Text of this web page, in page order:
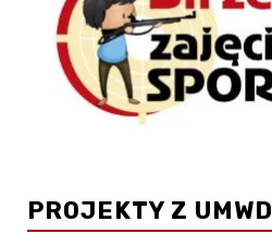
PROJEKTY Z UMWD